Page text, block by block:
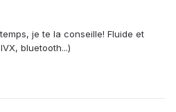
je te la conseille! Fluide et
bluetooth...)